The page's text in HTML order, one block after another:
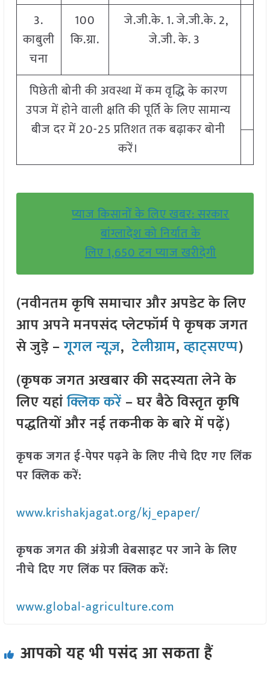
3.
काबुली
चना
100
कि.ग्रा.
जे.जी.के. 1. जे.जी.के. 2,
जे.जी. के. 3
पिछेती बोनी की अवस्था में कम वृद्धि के कारण
उपज में होने वाली क्षति की पूर्ति के लिए सामान्य
बीज दर में 20-25 प्रतिशत तक बढ़ाकर बोनी
करें।
प्याज किसानों के लिए खबर: सरकार
बांग्लादेश को निर्यात के
लिए 1,650 टन प्याज खरीदेगी
(नवीनतम कृषि समाचार और अपडेट के लिए
आप अपने मनपसंद प्लेटफॉर्म पे कृषक जगत
से जुड़े –गूगल न्यूज़,टेलीग्राम,व्हाट्सएप्प)
(कृषक जगत अखबार की सदस्यता लेने के
लिए यहांक्लिक करें– घर बैठे विस्तृत कृषि
पद्धतियों और नई तकनीक के बारे में पढ़ें)
कृषक जगत ई-पेपर पढ़ने के लिए नीचे दिए गए लिंक
पर क्लिक करें:
www.krishakjagat.org/kj_epaper/
कृषक जगत की अंग्रेजी वेबसाइट पर जाने के लिए
नीचे दिए गए लिंक पर क्लिक करें:
www.global-agriculture.com
आपको यह भी पसंद आ सकता हैं